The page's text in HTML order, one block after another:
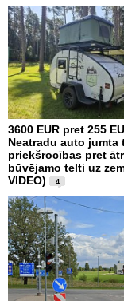
3600 EUR pret 255
Neatradu auto jumta
priekšrocības pret
būvējamo telti uz
VIDEO)
4